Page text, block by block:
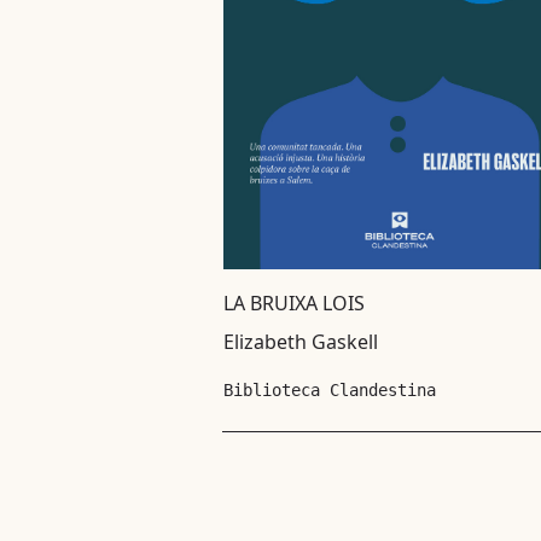
LA BRUIXA LOIS
Elizabeth Gaskell
Biblioteca Clandestina